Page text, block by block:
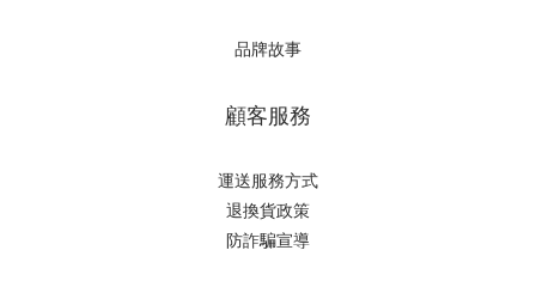
品牌故事
顧客服務
運送服務方式
退換貨政策
防詐騙宣導